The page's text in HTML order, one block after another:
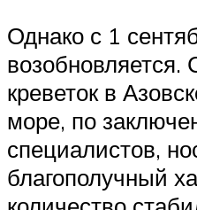
Однако с 1
возобновляется.
креветок в
море, по
специалистов,
благополучный